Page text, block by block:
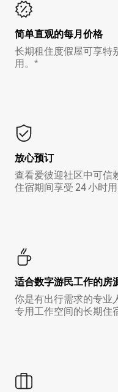
简单直观的每月价格
长期租住度假屋可享特
用。*
放心预订
查看爱彼迎社区中可信
住宿期间享受 24 小时用
适合数字游民工作的房
你是有出行需求的专业
专用工作空间的长期住